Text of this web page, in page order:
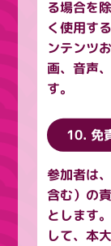
る場合を
く使用す
ンテンツ
画、音声
す。
10. 免
参加者は
含む）の
とします
して、本